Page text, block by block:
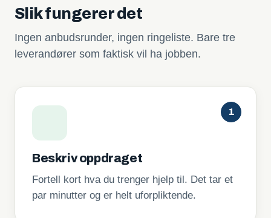
Slik fungerer det
Ingen anbudsrunder, ingen ringeliste. Bare tre
leverandører som faktisk vil ha jobben.
1
Beskriv oppdraget
Fortell kort hva du trenger hjelp til. Det tar et
par minutter og er helt uforpliktende.